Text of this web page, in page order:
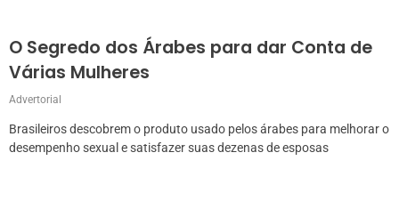
O Segredo dos Árabes para dar Conta de
Várias Mulheres
Advertorial
Brasileiros descobrem o produto usado pelos árabes para melhorar o
desempenho sexual e satisfazer suas dezenas de esposas